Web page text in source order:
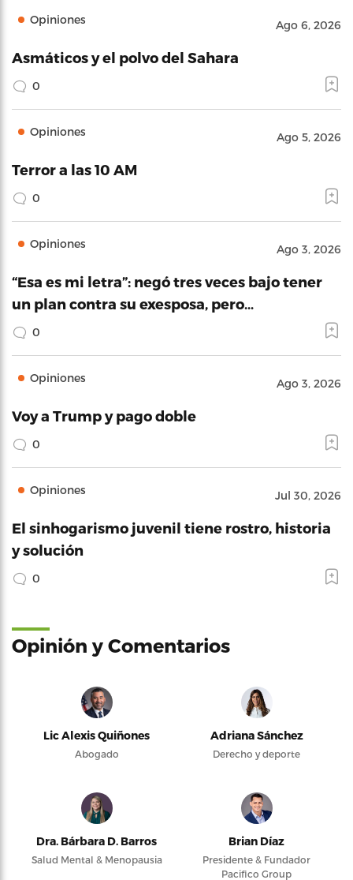
Opiniones Ago 6, 2026
Asmáticos y el polvo del Sahara
0
Opiniones Ago 5, 2026
Terror a las 10 AM
0
Opiniones Ago 3, 2026
“Esa es mi letra”: negó tres veces bajo tener
un plan contra su exesposa, pero…
0
Opiniones Ago 3, 2026
Voy a Trump y pago doble
0
Opiniones Jul 30, 2026
El sinhogarismo juvenil tiene rostro, historia
y solución
0
Opinión y Comentarios
Lic Alexis Quiñones
Abogado
Adriana Sánchez
Derecho y deporte
Dra. Bárbara D. Barros
Salud Mental & Menopausia
Brian Díaz
Presidente & Fundador
Pacifico Group